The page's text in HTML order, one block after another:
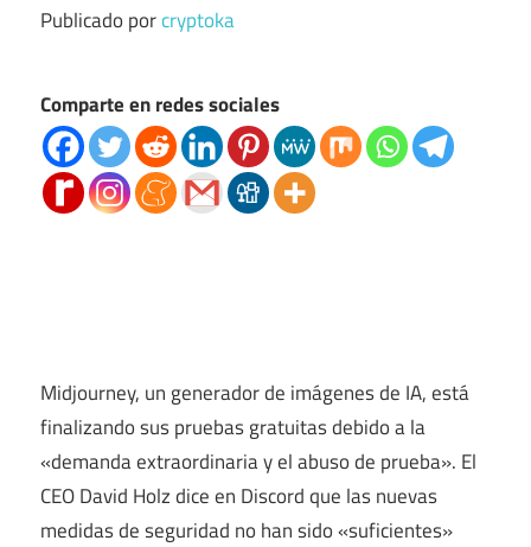
Publicado porcryptoka
Comparte en redes sociales
Midjourney, un generador de imágenes de IA, está
finalizando sus pruebas gratuitas debido a la
«demanda extraordinaria y el abuso de prueba». El
CEO David Holz dice en Discord que las nuevas
medidas de seguridad no han sido «suficientes»